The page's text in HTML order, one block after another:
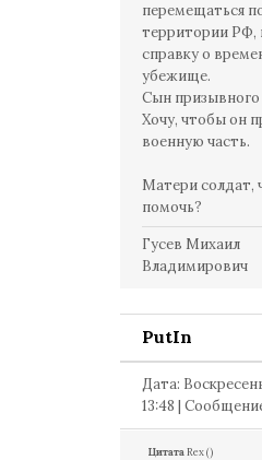
перемещаться
территории РФ,
справку о
убежище.
Сын призывного
Хочу, чтобы он
военную часть.
Матери солдат,
помочь?
Гусев Михаил
Владимирович
PutIn
Дата:
13:48 |
ЦитатаRex()